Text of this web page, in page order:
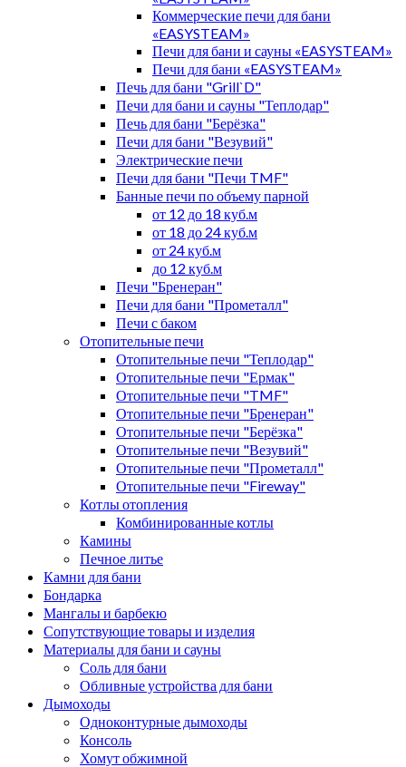
Коммерческие печи для бани
«EASYSTEAM»
Печи для бани и сауны «EASYSTEAM»
Печи для бани «EASYSTEAM»
Печь для бани "Grill`D"
Печи для бани и сауны "Теплодар"
Печь для бани "Берёзка"
Печи для бани "Везувий"
Электрические печи
Печи для бани "Печи TMF"
Банные печи по объему парной
от 12 до 18 куб.м
от 18 до 24 куб.м
от 24 куб.м
до 12 куб.м
Печи "Бренеран"
Печи для бани "Прометалл"
Печи с баком
Отопительные печи
Отопительные печи "Теплодар"
Отопительные печи "Ермак"
Отопительные печи "TMF"
Отопительные печи "Бренеран"
Отопительные печи "Берёзка"
Отопительные печи "Везувий"
Отопительные печи "Прометалл"
Отопительные печи "Fireway"
Котлы отопления
Комбинированные котлы
Камины
Печное литье
Камни для бани
Бондарка
Мангалы и барбекю
Сопутствующие товары и изделия
Материалы для бани и сауны
Соль для бани
Обливные устройства для бани
Дымоходы
Одноконтурные дымоходы
Консоль
Хомут обжимной